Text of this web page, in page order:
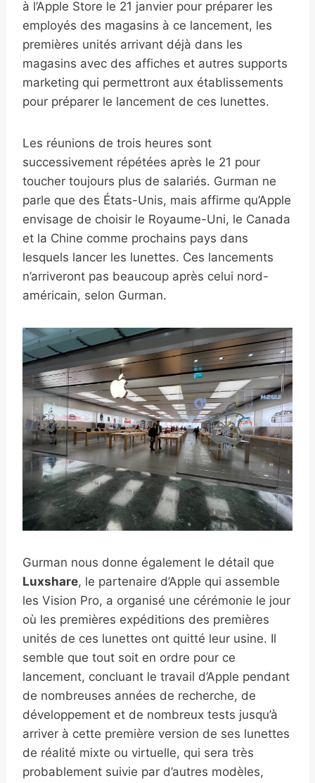
à l’Apple Store le 21 janvier pour préparer les
employés des magasins à ce lancement, les
premières unités arrivant déjà dans les
magasins avec des affiches et autres supports
marketing qui permettront aux établissements
pour préparer le lancement de ces lunettes.
Les réunions de trois heures sont
successivement répétées après le 21 pour
toucher toujours plus de salariés. Gurman ne
parle que des États-Unis, mais affirme qu’Apple
envisage de choisir le Royaume-Uni, le Canada
et la Chine comme prochains pays dans
lesquels lancer les lunettes. Ces lancements
n’arriveront pas beaucoup après celui nord-
américain, selon Gurman.
Gurman nous donne également le détail que
Luxshare, le partenaire d’Apple qui assemble
les Vision Pro, a organisé une cérémonie le jour
où les premières expéditions des premières
unités de ces lunettes ont quitté leur usine. Il
semble que tout soit en ordre pour ce
lancement, concluant le travail d’Apple pendant
de nombreuses années de recherche, de
développement et de nombreux tests jusqu’à
arriver à cette première version de ses lunettes
de réalité mixte ou virtuelle, qui sera très
probablement suivie par d’autres modèles,